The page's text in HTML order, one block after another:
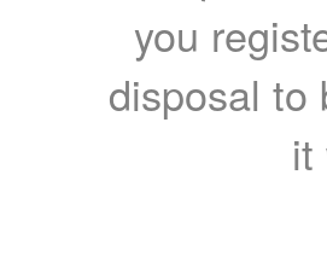
you
disposal to
it